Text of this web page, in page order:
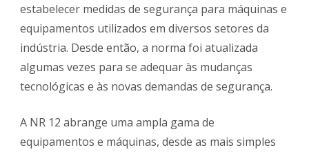
estabelecer medidas de segurança para máquinas e
equipamentos utilizados em diversos setores da
indústria. Desde então, a norma foi atualizada
algumas vezes para se adequar às mudanças
tecnológicas e às novas demandas de segurança.
A NR 12 abrange uma ampla gama de
equipamentos e máquinas, desde as mais simples